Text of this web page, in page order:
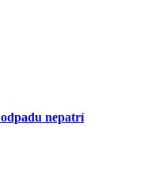
nepatrí